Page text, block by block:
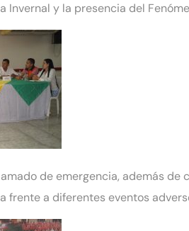
y la presencia del
de emergencia, además de
a diferentes eventos